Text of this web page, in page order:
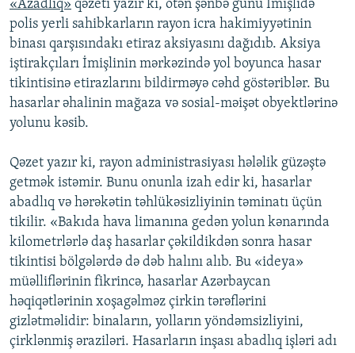
«Azadlıq» qəzeti yazır ki, ötən şənbə günü İmişlidə
polis yerli sahibkarların rayon icra hakimiyyətinin
binası qarşısındakı etiraz aksiyasını dağıdıb. Aksiya
iştirakçıları İmişlinin mərkəzində yol boyunca hasar
tikintisinə etirazlarını bildirməyə cəhd göstəriblər. Bu
hasarlar əhalinin mağaza və sosial-məişət obyektlərinə
yolunu kəsib.
Qəzet yazır ki, rayon administrasiyası hələlik güzəştə
getmək istəmir. Bunu onunla izah edir ki, hasarlar
abadlıq və hərəkətin təhlükəsizliyinin təminatı üçün
tikilir. «Bakıda hava limanına gedən yolun kənarında
kilometrlərlə daş hasarlar çəkildikdən sonra hasar
tikintisi bölgələrdə də dəb halını alıb. Bu «ideya»
müəlliflərinin fikrincə, hasarlar Azərbaycan
həqiqətlərinin xoşagəlməz çirkin tərəflərini
gizlətməlidir: binaların, yolların yöndəmsizliyini,
çirklənmiş əraziləri. Hasarların inşası abadlıq işləri adı